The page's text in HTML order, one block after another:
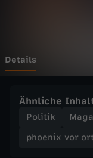
t
K
Details
Ähnliche
Politik
phoenix vor